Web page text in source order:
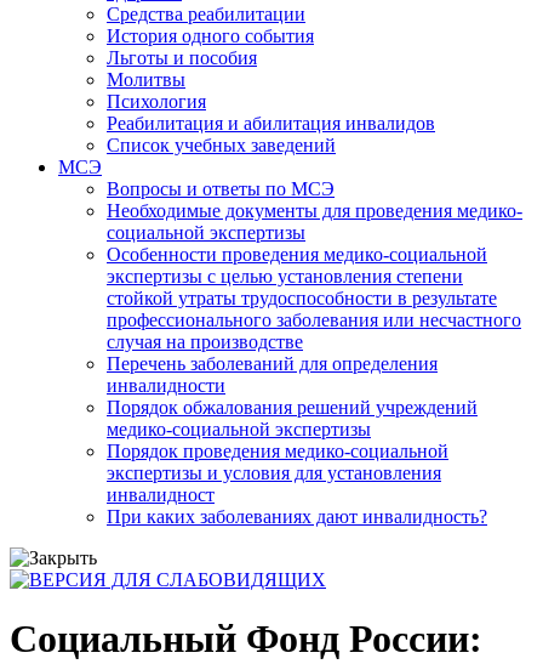
Средства реабилитации
История одного события
Льготы и пособия
Молитвы
Психология
Реабилитация и абилитация инвалидов
Список учебных заведений
МСЭ
Вопросы и ответы по МСЭ
Необходимые документы для проведения медико-
социальной экспертизы
Особенности проведения медико-социальной
экспертизы с целью установления степени
стойкой утраты трудоспособности в результате
профессионального заболевания или несчастного
случая на производстве
Перечень заболеваний для определения
инвалидности
Порядок обжалования решений учреждений
медико-социальной экспертизы
Порядок проведения медико-социальной
экспертизы и условия для установления
инвалидност
При каких заболеваниях дают инвалидность?
Социальный Фонд России: